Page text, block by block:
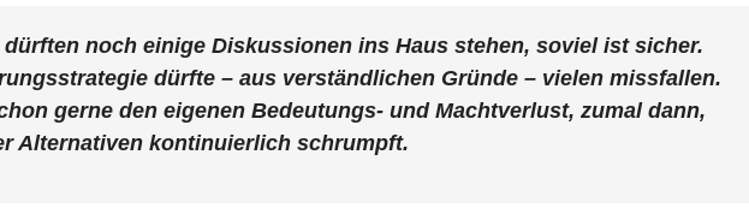
dürf­ten noch eini­ge Dis­kus­sio­nen ins Haus ste­hen, soviel ist sicher.
dürf­te – aus ver­ständ­li­chen Grün­de – vie­len miss­fal­len.
ger­ne den eige­nen Bedeu­tungs- und Macht­ver­lust, zumal dann,
Alter­na­ti­ven kon­ti­nu­ier­lich schrumpft.